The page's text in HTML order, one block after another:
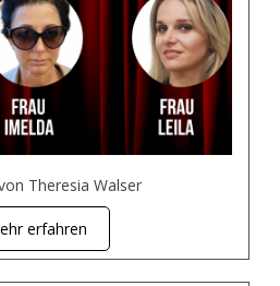
Theresia Walser
erfahren